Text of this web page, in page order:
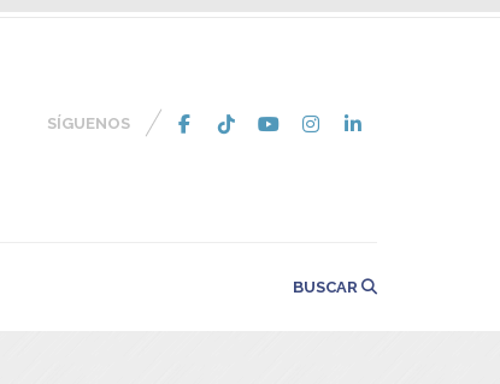
SÍGUENOS
BUSCAR